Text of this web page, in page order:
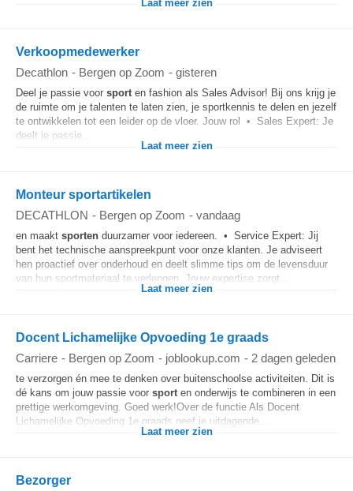
Laat meer zien
Verkoopmedewerker
Decathlon - Bergen op Zoom - gisteren
Deel je passie voor sporten fashion als Sales Advisor! Bij ons krijg je
de ruimte om je talenten te laten zien, je sportkennis te delen en jezelf
te ontwikkelen tot een leider op de vloer. Jouw rol • Sales Expert: Je
deelt je passie...
Laat meer zien
Monteur sportartikelen
DECATHLON - Bergen op Zoom - vandaag
en maakt sporten duurzamer voor iedereen. • Service Expert: Jij
bent het technische aanspreekpunt voor onze klanten. Je adviseert
hen proactief over onderhoud en deelt slimme tips om de levensduur
van hun sportmateriaal te verlengen. Jouw expertise zorgt...
Laat meer zien
Docent Lichamelijke Opvoeding 1e graads
Carriere - Bergen op Zoom - joblookup.com - 2 dagen geleden
te verzorgen én mee te denken over buitenschoolse activiteiten. Dit is
dé kans om jouw passie voor sport en onderwijs te combineren in een
prettige werkomgeving. Goed werk!Over de functie Als Docent
Lichamelijke Opvoeding 1e graads geef je uitdagende...
Laat meer zien
Bezorger